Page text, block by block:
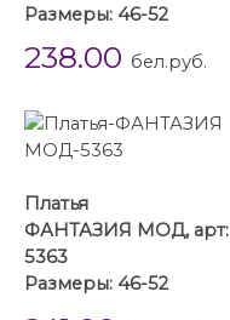
Размеры: 46-52
238.00 бел.руб.
Платья
ФАНТАЗИЯ МОД, арт:
5363
Размеры: 46-52